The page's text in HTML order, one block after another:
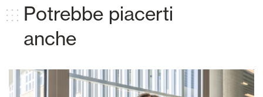
Potrebbe piacerti
anche